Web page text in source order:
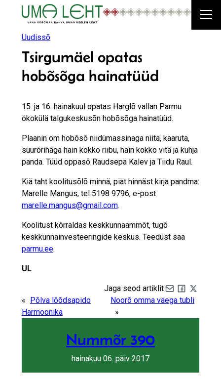
juurdeUudissõ
Tsirgumäel opatas
hobõsõga hainatüüd
15. ja 16. hainakuul opatas Harglõ vallan Parmu
ökokülä talgukeskusõn hobõsõga hainatüüd.
Plaanin om hobõsõ niidümassinaga niitä, kaaruta,
suurõrihäga hain kokko riibu, hain kokko vitä ja kuhja
panda. Tüüd oppasõ Raudsepä Kalev ja Tiidu Raul.
Kiä taht koolitusõlõ minnä, piät hinnäst kirja pandma:
Marelle Mangus, tel 5198 9796, e-post
marelle.mangus@gmail.com.
Koolitust kõrraldas keskkunnaammõt, tugõ
keskkunnainvesteeringide keskus. Teedüst saa
parmu.ee.
UL
Jaga seod artiklit
Share by e-mail
Share on
Share on
« Põlva lõõdsapido
Harmoonika
Noorõ omma väega tubli
»
Nummõr 390
hainakuu 06. päiv 2017